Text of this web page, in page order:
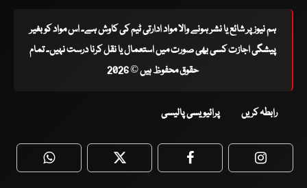
ہم نیوز پر شائع یا نشر ہونے والا مواد ادارتی ٹیم کی کاوش ہے۔ اس مواد کو بغیر
پیشگی اجازت کسی بھی صورت میں استعمال یا نقل کرنا درست نہیں۔ تمام
حقوق محفوظ ہیں © 2026
رابطہ کریں پرائیویسی پالیسی
WhatsApp Twitter Facebook